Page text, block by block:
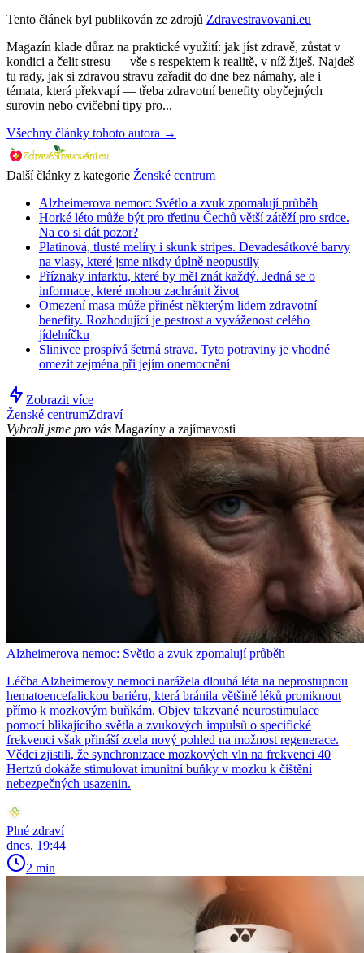
Tento článek byl publikován ze zdrojů Zdravestravovani.eu
Magazín klade důraz na praktické využití: jak jíst zdravě, zůstat v
kondici a čelit stresu — vše s respektem k realitě, v níž žiješ. Najdeš
tu rady, jak si zdravou stravu zařadit do dne bez námahy, ale i
témata, která překvapí — třeba zdravotní benefity obyčejných
surovin nebo cvičební tipy pro...
Všechny články tohoto autora →
Další články z kategorie Ženské centrum
Alzheimerova nemoc: Světlo a zvuk zpomalují průběh
Horké léto může být pro třetinu Čechů větší zátěží pro srdce.
Na co si dát pozor?
Platinová, tlusté melíry i skunk stripes. Devadesátkové barvy
na vlasy, které jsme nikdy úplně neopustily
Příznaky infarktu, které by měl znát každý. Jedná se o
informace, které mohou zachránit život
Omezení masa může přinést některým lidem zdravotní
benefity. Rozhodující je pestrost a vyváženost celého
jídelníčku
Slinivce prospívá šetrná strava. Tyto potraviny je vhodné
omezit zejména při jejím onemocnění
Zobrazit více
Ženské centrumZdraví
Vybrali jsme pro vás Magazíny a zajímavosti
Alzheimerova nemoc: Světlo a zvuk zpomalují průběh
Léčba Alzheimerovy nemoci narážela dlouhá léta na neprostupnou
hematoencefalickou bariéru, která bránila většině léků proniknout
přímo k mozkovým buňkám. Objev takzvané neurostimulace
pomocí blikajícího světla a zvukových impulsů o specifické
frekvenci však přináší zcela nový pohled na možnost regenerace.
Vědci zjistili, že synchronizace mozkových vln na frekvenci 40
Hertzů dokáže stimulovat imunitní buňky v mozku k čištění
nebezpečných usazenin.
Plné zdraví
dnes, 19:44
2 min